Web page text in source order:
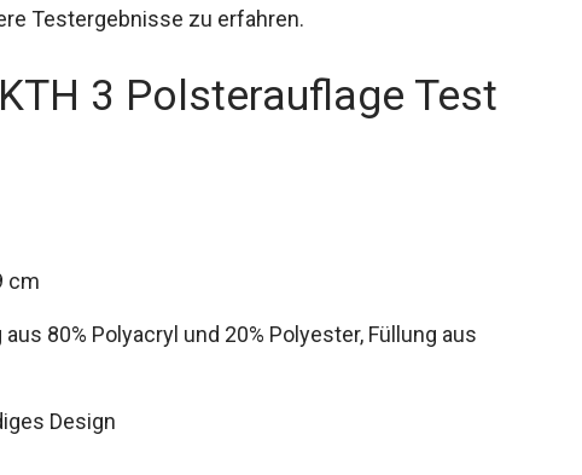
Testergebnisse zu erfahren.
3 Polsterauflage Test
cm
80% Polyacryl und 20% Polyester, Füllung aus
Design